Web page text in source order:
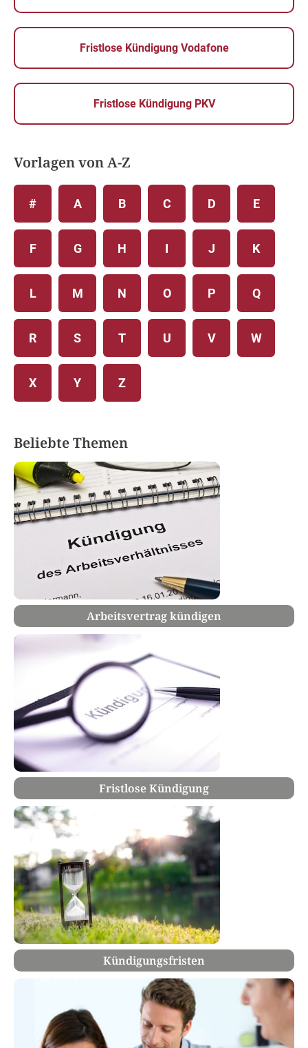
Fristlose Kündigung Vodafone
Fristlose Kündigung PKV
Vorlagen von A-Z
# A B C D E
F G H I J K
L M N O P Q
R S T U V W
X Y Z
Beliebte Themen
Arbeitsvertrag kündigen
Fristlose Kündigung
Kündigungsfristen